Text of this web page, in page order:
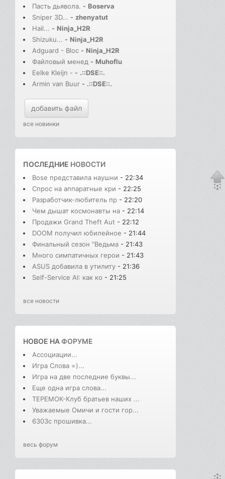
Пасть дьявола. - Boserva
Sniper 3D... - zhenyatut
Hail... - Ninja_H2R
Shizuku... - Ninja_H2R
Adguard - Bloc - Ninja_H2R
Файловый менед - Muhoflu
Eelke Kleijn - - .::DSE::.
Armin van Buur - .::DSE::.
добавить файл
все новинки
ПОСЛЕДНИЕ НОВОСТИ
Bose представила наушни - 22:34
Спрос на аппаратные кри - 22:25
Разработчик-любитель пр - 22:20
Чем дышат космонавты на - 22:14
Продажи Grand Theft Aut - 22:12
DOOM получил юбилейное - 21:44
Финальный сезон "Ведьма - 21:43
Много симпатичных герои - 21:43
ASUS добавила в утилиту - 21:36
Self-Service AI: как ко - 21:25
все новости
НОВОЕ НАФОРУМЕ
Ассоциации...
Игра Слова =)...
Игра на две последние буквы...
Еще одна игра слова...
ТЕРЕМОК-Клуб братьев наших ...
Уважаемые Омичи и гости гор...
6303с прошивка...
весь форум